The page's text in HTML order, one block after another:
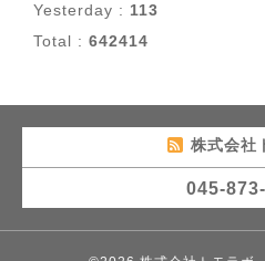
Yesterday : 113
Total : 642414
株式会社
045-